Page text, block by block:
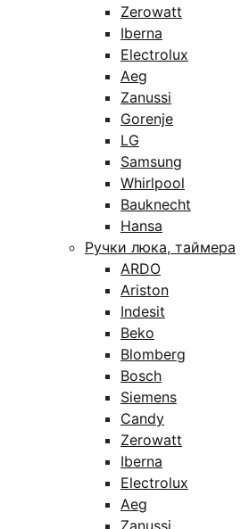
Zerowatt
Iberna
Electrolux
Aeg
Zanussi
Gorenje
LG
Samsung
Whirlpool
Bauknecht
Hansa
Ручки люка, таймера
ARDO
Ariston
Indesit
Beko
Blomberg
Bosch
Siemens
Candy
Zerowatt
Iberna
Electrolux
Aeg
Zanussi